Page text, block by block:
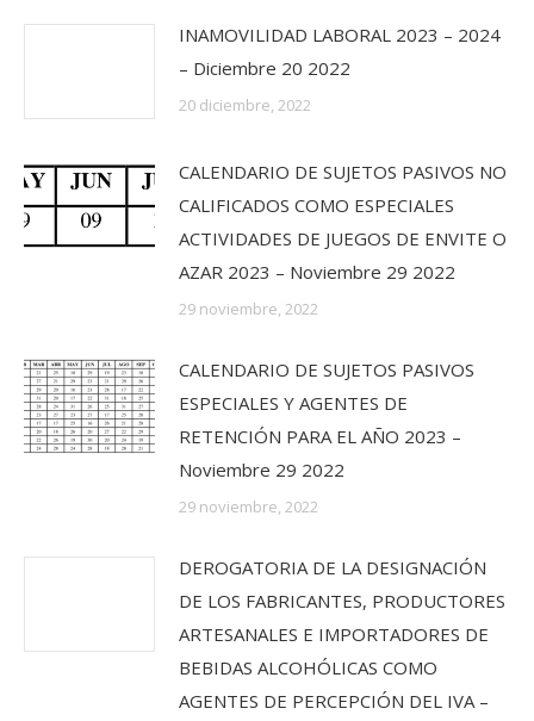
INAMOVILIDAD LABORAL 2023 – 2024
– Diciembre 20 2022
20 diciembre, 2022
CALENDARIO DE SUJETOS PASIVOS NO
CALIFICADOS COMO ESPECIALES
ACTIVIDADES DE JUEGOS DE ENVITE O
AZAR 2023 – Noviembre 29 2022
29 noviembre, 2022
CALENDARIO DE SUJETOS PASIVOS
ESPECIALES Y AGENTES DE
RETENCIÓN PARA EL AÑO 2023 –
Noviembre 29 2022
29 noviembre, 2022
DEROGATORIA DE LA DESIGNACIÓN
DE LOS FABRICANTES, PRODUCTORES
ARTESANALES E IMPORTADORES DE
BEBIDAS ALCOHÓLICAS COMO
AGENTES DE PERCEPCIÓN DEL IVA –